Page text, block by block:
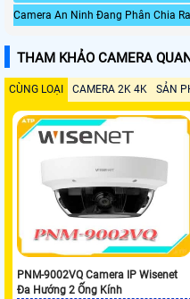
Camera An Ninh Đang Phân Chia
THAM KHẢO CAMERA
CÙNG LOẠI CAMERA 2K 4K SẢN
PNM-9002VQ Camera IP Wisenet
Đa Hướng 2 Ống Kính